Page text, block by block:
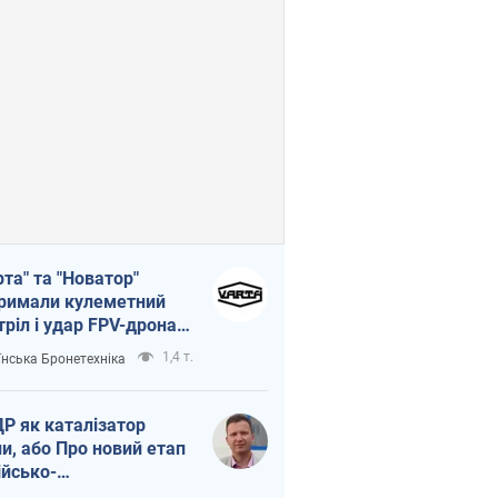
та "Новатор"
кулеметний
і удар FPV-дрона,
життя
ЗСУ
Бронетехніка 1,4 т.
як каталізатор
або Про новий етап